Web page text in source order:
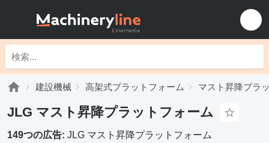
建設機械 高架式プラットフォーム マスト昇降プラ
JLG マスト昇降プラットフォーム
149つの広告: JLG マスト昇降プラットフォーム